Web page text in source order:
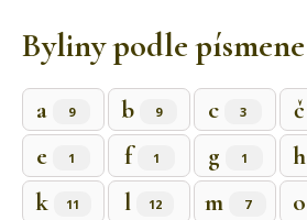
Byliny podle písmene
a 9 b 9 c 3 č
e 1 f 1 g 1 h
k 11 l 12 m 7 o